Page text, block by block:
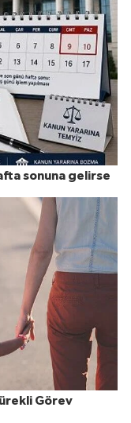
sonuna gelirse
Görev